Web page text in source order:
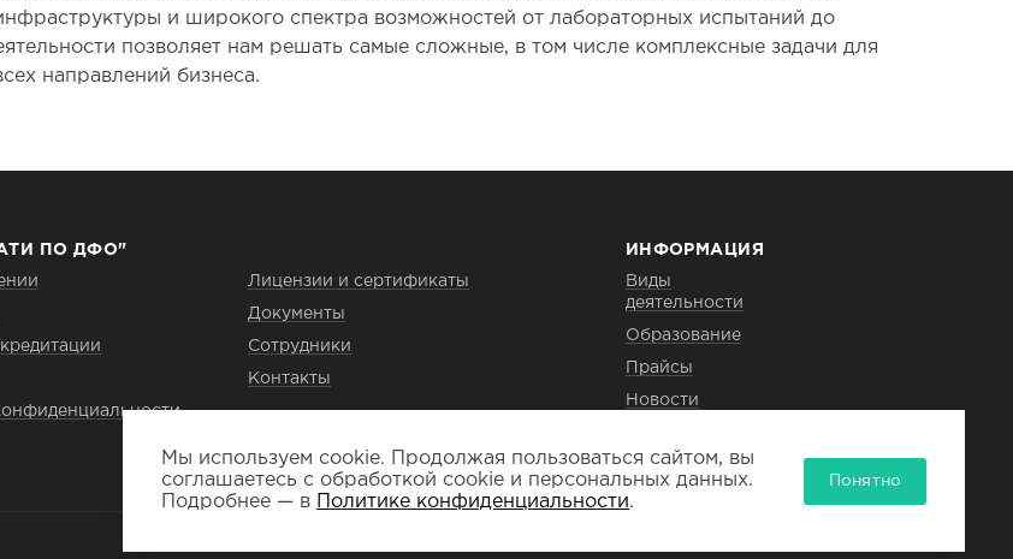
и широкого спектра возможностей от лабораторных испытаний до
позволяет нам решать самые сложные, в том числе комплексные задачи для
направлений бизнеса.
ПО ДФО"
Лицензии и сертификаты
Документы
Сотрудники
Контакты
ИНФОРМАЦИЯ
Виды
деятельности
Образование
Прайсы
Новости
Филиалы
Мы используем cookie. Продолжая пользоваться сайтом, вы
соглашаетесь с обработкой cookie и персональных данных.
Подробнее — в
Политике конфиденциальности.
Понятно